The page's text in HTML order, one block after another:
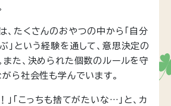
、たくさんのおやつの中から「自分
」という経験を通して、意思決定の
また、決められた個数のルールを守
がら社会性も学んでいます。
」「こっちも捨てがたいな…」と、カ